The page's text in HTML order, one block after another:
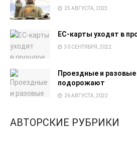
25 АВГУСТА, 2023
EC-карты уходят в
30 СЕНТЯБРЯ, 2022
Проездные и
подорожают
26 АВГУСТА, 2022
АВТОРСКИЕ РУБРИКИ